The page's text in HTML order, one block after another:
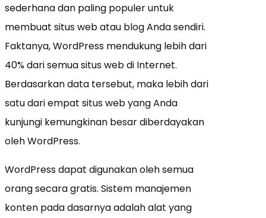
sederhana dan paling populer untuk
membuat situs web atau blog Anda sendiri.
Faktanya, WordPress mendukung lebih dari
40% dari semua situs web di Internet.
Berdasarkan data tersebut, maka lebih dari
satu dari empat situs web yang Anda
kunjungi kemungkinan besar diberdayakan
oleh WordPress.
WordPress dapat digunakan oleh semua
orang secara gratis. Sistem manajemen
konten pada dasarnya adalah alat yang